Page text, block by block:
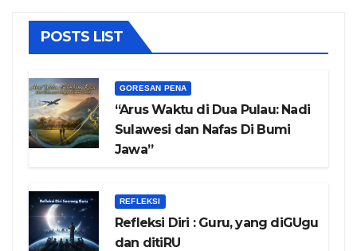
POSTS LIST
GORESAN PENA
“Arus Waktu di Dua Pulau: Nadi
Sulawesi dan Nafas Di Bumi
Jawa”
REFLEKSI
Refleksi Diri : Guru, yang diGUgu
dan ditiRU